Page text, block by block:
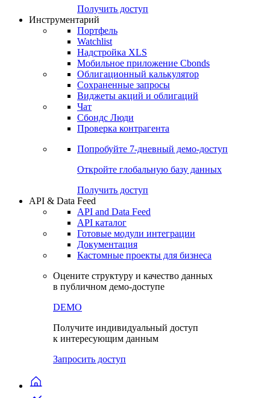
Получить доступ
Инструментарий
Портфель
Watchlist
Надстройка XLS
Мобильное приложение Cbonds
Облигационный калькулятор
Сохраненные запросы
Виджеты акций и облигаций
Чат
Сбондс Люди
Проверка контрагента
Попробуйте 7-дневный демо-доступ
Откройте глобальную базу данных
Получить доступ
API & Data Feed
API and Data Feed
API каталог
Готовые модули интеграции
Документация
Кастомные проекты для бизнеса
Оцените структуру и качество данных
в публичном демо-доступе
DEMO
Получите индивидуальный доступ
к интересующим данным
Запросить доступ